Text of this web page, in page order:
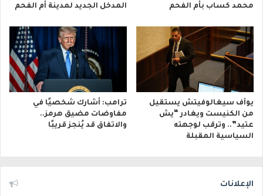
محمد كساب بأم الفحم
المدخل الجديد لمدينة أم الفحم
يوآف سيغالوفيتش يستقيل
من الكنيست ويغادر “يش
عتيد”.. وترقب لوجهته
السياسية المقبلة
ترامب: أشارك شخصيًا في
مفاوضات مضيق هرمز..
والاتفاق قد يُنجز قريبًا
الإعلانات